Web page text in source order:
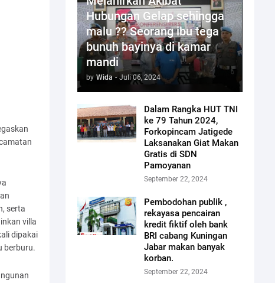
serta
villa
dipakai
berburu.
Hubungan Gelap sehingga
malu ?? Seorang ibu tega
bunuh bayinya di kamar
mandi
by Wida - Juli 06, 2024
Dalam Rangka HUT TNI
ke 79 Tahun 2024,
Forkopincam Jatigede
Laksanakan Giat Makan
Gratis di SDN
Pamoyanan
September 22, 2024
Pembodohan publik ,
rekayasa pencairan
kredit fiktif oleh bank
BRI cabang Kuningan
Jabar makan banyak
korban.
September 22, 2024